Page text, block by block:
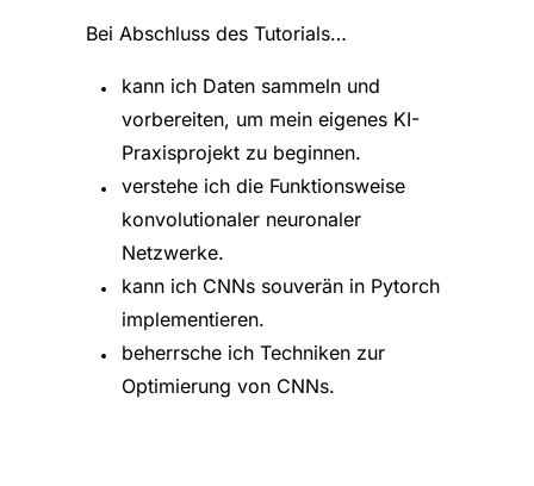
Bei Abschluss des Tutorials…
kann ich Daten sammeln und
vorbereiten, um mein eigenes KI-
Praxisprojekt zu beginnen.
verstehe ich die Funktionsweise
konvolutionaler neuronaler
Netzwerke.
kann ich CNNs souverän in Pytorch
implementieren.
beherrsche ich Techniken zur
Optimierung von CNNs.